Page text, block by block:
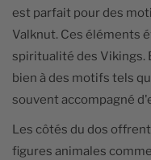
est parfait pour des
Valknut. Ces éléments
spiritualité des Vikings.
bien à des motifs tels
souvent accompagné
Les côtés du dos
figures animales